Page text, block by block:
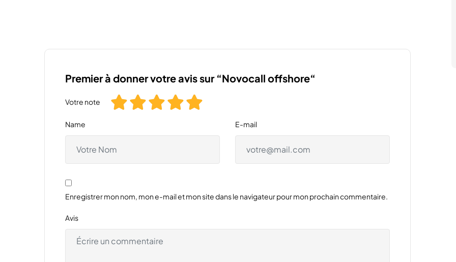
Premier à donner votre avis sur “Novocall offshore“
Votre note
Name E-mail
Enregistrer mon nom, mon e-mail et mon site dans le navigateur pour mon prochain commentaire.
Avis